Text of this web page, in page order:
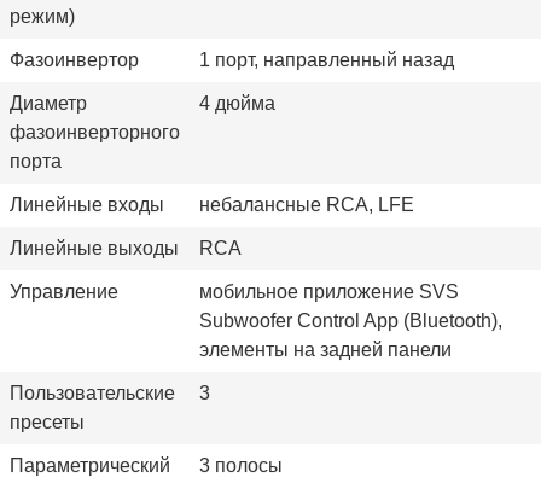
режим)
Фазоинвертор 1 порт, направленный назад
Диаметр
фазоинверторного
порта
4 дюйма
Линейные входы небалансные RCA, LFE
Линейные выходы RCA
Управление
мобильное приложение SVS
Subwoofer Control App (Bluetooth),
элементы на задней панели
Пользовательские
пресеты
3
Параметрический
3 полосы